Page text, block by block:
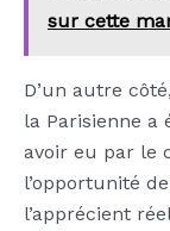
sur cette
D’un autre
la Parisienne a
avoir eu par le
l’opportunité
l’apprécient